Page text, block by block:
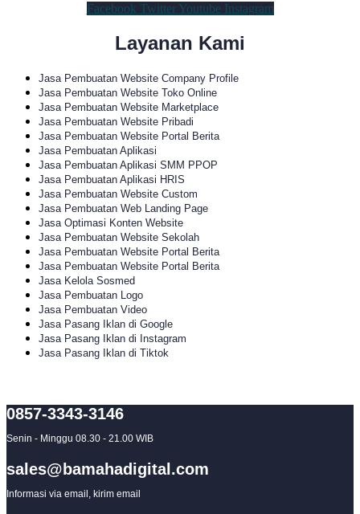
Facebook Twitter Youtube Instagram
Layanan Kami
Jasa Pembuatan Website Company Profile
Jasa Pembuatan Website Toko Online
Jasa Pembuatan Website Marketplace
Jasa Pembuatan Website Pribadi
Jasa Pembuatan Website Portal Berita
Jasa Pembuatan Aplikasi
Jasa Pembuatan Aplikasi SMM PPOP
Jasa Pembuatan Aplikasi HRIS
Jasa Pembuatan Website Custom
Jasa Pembuatan Web Landing Page
Jasa Optimasi Konten Website
Jasa Pembuatan Website Sekolah
Jasa Pembuatan Website Portal Berita
Jasa Pembuatan Website Portal Berita
Jasa Kelola Sosmed
Jasa Pembuatan Logo
Jasa Pembuatan Video
Jasa Pasang Iklan di Google
Jasa Pasang Iklan di Instagram
Jasa Pasang Iklan di Tiktok
0857-3343-3146
Senin - Minggu 08.30 - 21.00 WIB
sales@bamahadigital.com
Informasi via email, kirim email